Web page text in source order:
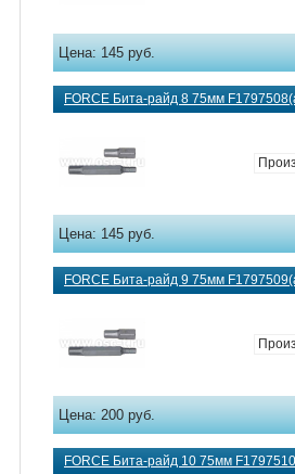
Цена:145 руб.
FORCE Бита-райд 8 75мм
Цена:145 руб.
FORCE Бита-райд 9 75мм
Цена:200 руб.
FORCE Бита-райд 10 75мм